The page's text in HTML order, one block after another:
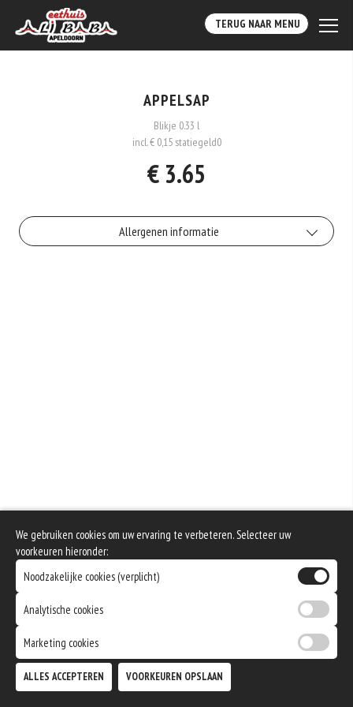
TERUG NAAR MENU
APPELSAP
Blikje 0.33 l
incl. € 0,15 statiegeld0
€ 3.65
Allergenen informatie
We gebruiken cookies om uw ervaring te verbeteren. Selecteer uw
voorkeuren hieronder:
Noodzakelijke cookies (verplicht)
Analytische cookies
Marketing cookies
ALLES ACCEPTEREN VOORKEUREN OPSLAAN